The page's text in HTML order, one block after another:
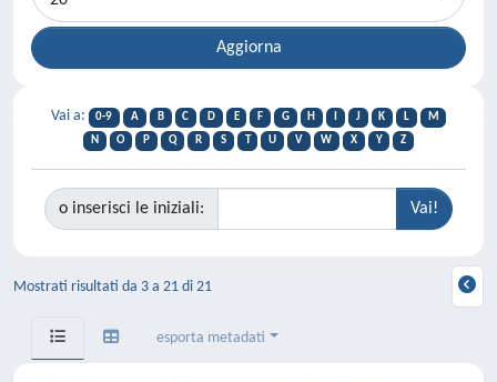
Vai a: 0-9 A B C D E F G H J K L
M
N
O P Q R S T U V W X Y Z
o inserisci le iniziali:
Mostrati risultati da 3 a 21 di 21
esporta metadati